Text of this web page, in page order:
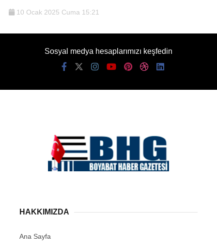
10 Ocak 2025 Cuma 15:21
Sosyal medya hesaplarımızı keşfedin
HAKKIMIZDA
Ana Sayfa